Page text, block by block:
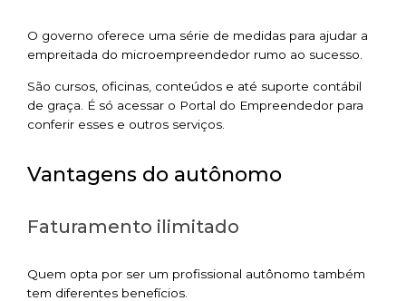
O governo oferece uma série de medidas para ajudar a
empreitada do microempreendedor rumo ao sucesso.
São cursos, oficinas, conteúdos e até suporte contábil
de graça. É só acessar o Portal do Empreendedor para
conferir esses e outros serviços.
Vantagens do autônomo
Faturamento ilimitado
Quem opta por ser um profissional autônomo também
tem diferentes benefícios.